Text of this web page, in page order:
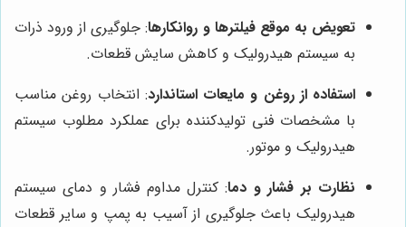
تعویض به موقع فیلترها و روانکارها: جلوگیری از ورود ذرات
به سیستم هیدرولیک و کاهش سایش قطعات.
استفاده از روغن و مایعات استاندارد: انتخاب روغن مناسب
با مشخصات فنی تولیدکننده برای عملکرد مطلوب سیستم
هیدرولیک و موتور.
نظارت بر فشار و دما: کنترل مداوم فشار و دمای سیستم
هیدرولیک باعث جلوگیری از آسیب به پمپ و سایر قطعات